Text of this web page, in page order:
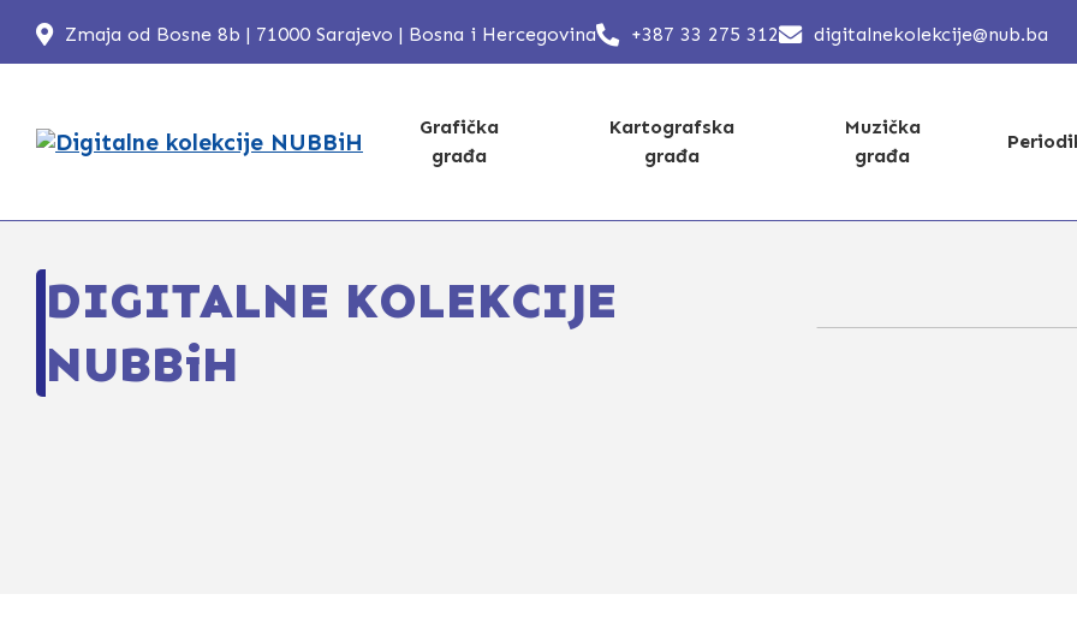
Zmaja od Bosne 8b | 71000 Sarajevo | Bosna i Hercegovina +387 33 275 312 digitalnekolekcije@nub.ba
Grafička
građa
Kartografska
građa
Muzička
građa
DIGITALNE KOLEKCIJE
NUBBiH